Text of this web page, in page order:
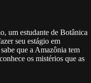
um estudante de Botânica
seu estágio em
que a Amazônia tem
os mistérios que as